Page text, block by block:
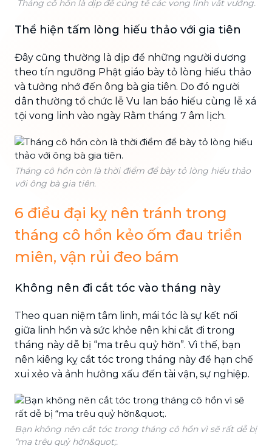
Tháng cô hồn là dịp để cúng tế các vong linh vất vưởng.
Thể hiện tấm lòng hiếu thảo với gia tiên
Đây cũng thường là dịp để những người dương
theo tín ngưỡng Phật giáo bày tỏ lòng hiếu thảo
và tưởng nhớ đến ông bà gia tiên. Do đó người
dân thường tổ chức lễ Vu lan báo hiếu cùng lễ xá
tội vong linh vào ngày Rằm tháng 7 âm lịch.
Tháng cô hồn còn là thời điểm để bày tỏ lòng hiếu thảo
với ông bà gia tiên.
6 điều đại kỵ nên tránh trong
tháng cô hồn kẻo ốm đau triền
miên, vận rủi đeo bám
Không nên đi cắt tóc vào tháng này
Theo quan niệm tâm linh, mái tóc là sự kết nối
giữa linh hồn và sức khỏe nên khi cắt đi trong
tháng này dễ bị “ma trêu quỷ hờn”. Vì thế, bạn
nên kiêng kỵ cắt tóc trong tháng này để hạn chế
xui xẻo và ảnh hưởng xấu đến tài vận, sự nghiệp.
Bạn không nên cắt tóc trong tháng cô hồn vì sẽ rất dễ bị
“ma trêu quỷ hờn&quot;.